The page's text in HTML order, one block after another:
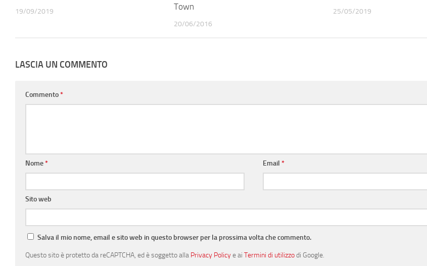
19/09/2019
Town
20/06/2016
25/05/2019
LASCIA UN COMMENTO
Commento*
Nome* Email*
Sito web
Salva il mio nome, email e sito web in questo browser per la prossima volta che commento.
Questo sito è protetto da reCAPTCHA, ed è soggetto alla Privacy Policye ai Termini di utilizzodi Google.